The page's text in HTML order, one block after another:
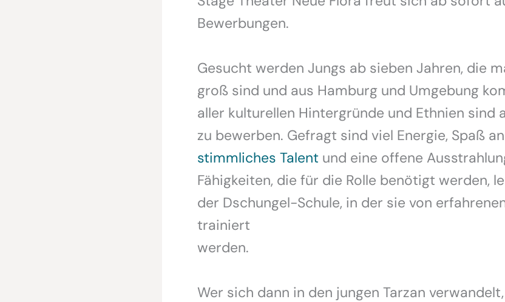
Bewerbungen.
Gesucht werden Jungs ab sieben Jahren, die
groß sind und aus Hamburg und Umgebung
aller kulturellen Hintergründe und Ethnien sind
zu bewerben. Gefragt sind viel Energie, Spaß
stimmliches Talentund eine offene
Fähigkeiten, die für die Rolle benötigt werden,
der Dschungel-Schule, in der sie von
trainiert
werden.
Wer sich dann in den jungen Tarzan